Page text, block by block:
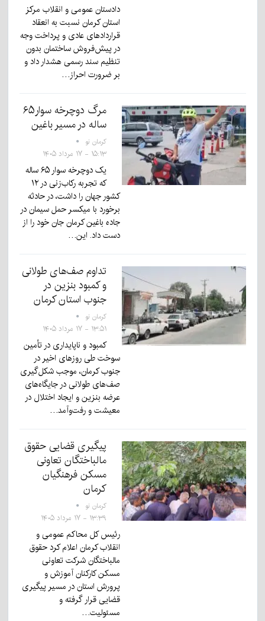
دادستان عمومی و انقلاب مرکز
استان کرمان نسبت به انعقاد
قراردادهای عادی و پرداخت وجه
در پیش‌فروش ساختمان بدون
تنظیم سند رسمی هشدار داد و
بر ضرورت احراز…
مرگ دوچرخه سوار۶۵
ساله در مسیر باغین
کرمان نو
۱۵:۱۳ - ۱۷ مرداد ۱۴۰۵
یک دوچرخه سوار ۶۵ ساله
که تجربه رکاب‌زنی در ۱۲
کشور جهان را داشت، در حادثه
برخورد با میکسر حمل سیمان در
جاده باغین کرمان جان خود را از
دست داد. این…
تداوم صف‌های طولانی
و کمبود بنزین در
جنوب استان کرمان
کرمان نو
۱۳:۵۱ - ۱۷ مرداد ۱۴۰۵
کمبود و ناپایداری در تأمین
سوخت طی روزهای اخیر در
جنوب کرمان، موجب شکل‌گیری
صف‌های طولانی در جایگاه‌های
عرضه بنزین و ایجاد اختلال در
معیشت و رفت‌وآمد…
پیگیری قضایی حقوق
مالباختگان تعاونی
مسکن فرهنگیان
کرمان
کرمان نو
۱۳:۳۹ - ۱۷ مرداد ۱۴۰۵
رئیس کل محاکم عمومی و
انقلاب کرمان اعلام کرد حقوق
مالباختگان شرکت تعاونی
مسکن کارکنان آموزش و
پرورش استان در مسیر پیگیری
قضایی قرار گرفته و
مسئولیت…